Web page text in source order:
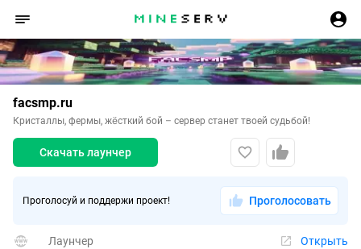
facsmp.ru
Кристаллы, фермы, жёсткий бой – сервер станет твоей судьбой!
Скачать лаунчер
Проголосуй и поддержи проект! Проголосовать
Лаунчер Открыть